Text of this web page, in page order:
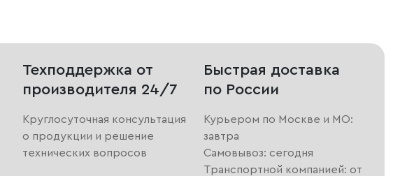
Техподдержка от
производителя 24/7
Круглосуточная консультация
о продукции и решение
технических вопросов
Быстрая доставка
по России
Курьером по Москве и МО:
завтра
Самовывоз: сегодня
Транспортной компанией: от